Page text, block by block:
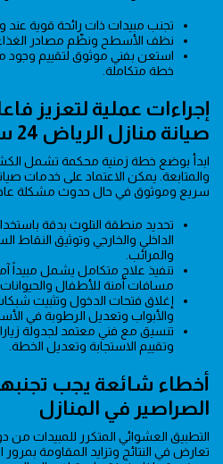
تجنب مبيدات ذات رائحة قوية عند
نظف الأسطح ونظّم مصادر الغذاء
استعن بفني موثوق لتقييم وجود
خطة متكاملة.
إجراءات عملية لتعزيز
صيانة منازل الرياض 24 ساعة
ابدأ بوضع خطة زمنية محكمة تشمل
سريع وموثوق في حال حدوث مشكلة
تحديد منطقة التلوث بدقة
الداخلي والخارجي وتوثيق النقاط
والمرائب.
تنفيذ علاج متكامل يشمل مبيداً
مسافات آمنة للأطفال والحيوانات
إغلاق فتحات الدخول وتثبيت
والأبواب وتعديل الرطوبة في
وتقييم الاستجابة وتعديل الخطة.
أخطاء شائعة يجب
الصراصير في المنازل
التطبيق العشوائي المتكرر للمبيدات
تعارض في النتائج وتزايد المقاومة